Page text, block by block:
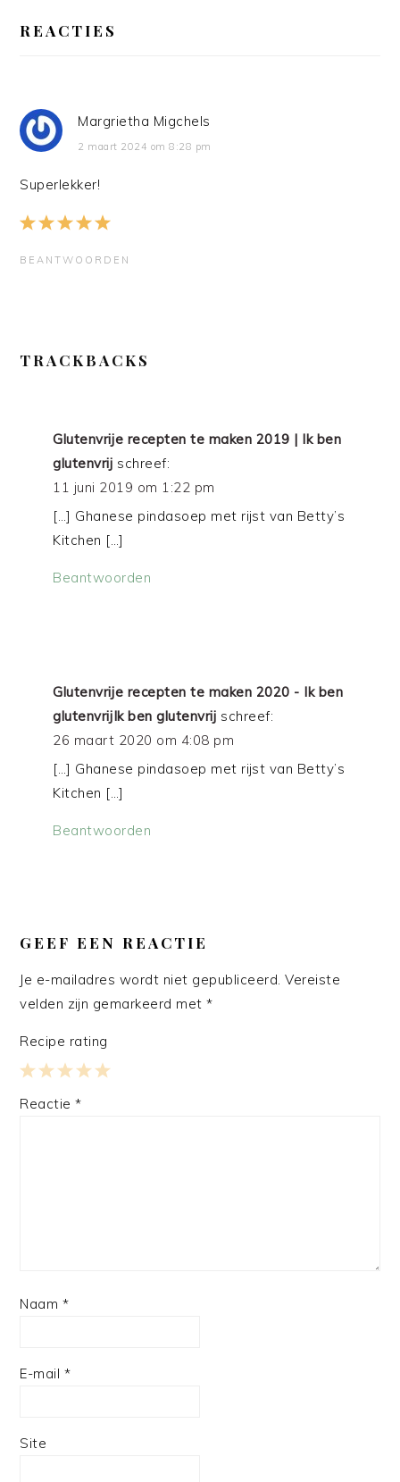
INTERACTIES
REACTIES
Margrietha Migchels
2 maart 2024 om 8:28 pm
Superlekker!
BEANTWOORDEN
TRACKBACKS
Glutenvrije recepten te maken 2019 | Ik ben
glutenvrij schreef:
11 juni 2019 om 1:22 pm
[…] Ghanese pindasoep met rijst van Betty’s
Kitchen […]
Beantwoorden
Glutenvrije recepten te maken 2020 - Ik ben
glutenvrijIk ben glutenvrij schreef:
26 maart 2020 om 4:08 pm
[…] Ghanese pindasoep met rijst van Betty’s
Kitchen […]
Beantwoorden
GEEF EEN REACTIE
Je e-mailadres wordt niet gepubliceerd. Vereiste
velden zijn gemarkeerd met*
Recipe rating
4
3
2
1
Reactie*
Naam *
E-mail *
Site